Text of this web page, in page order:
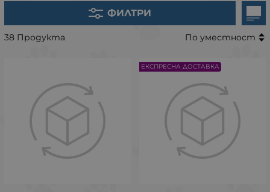
ФИЛТРИ
38 Продукта По уместност
ЕКСПРЕСНА ДОСТАВКА